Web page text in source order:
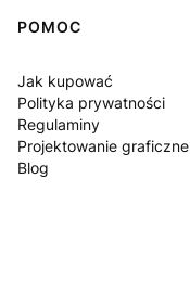
POMOC
Jak kupować
Polityka prywatności
Regulaminy
Projektowanie graficzne
Blog